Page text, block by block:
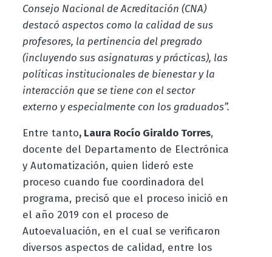
Consejo Nacional de Acreditación (CNA)
destacó aspectos como la calidad de sus
profesores, la pertinencia del pregrado
(incluyendo sus asignaturas y prácticas), las
políticas institucionales de bienestar y la
interacción que se tiene con el sector
externo y especialmente con los graduados”.
Entre tanto, Laura Rocío Giraldo Torres,
docente del Departamento de Electrónica
y Automatización, quien lideró este
proceso cuando fue coordinadora del
programa, precisó que el proceso inició en
el año 2019 con el proceso de
Autoevaluación, en el cual se verificaron
diversos aspectos de calidad, entre los